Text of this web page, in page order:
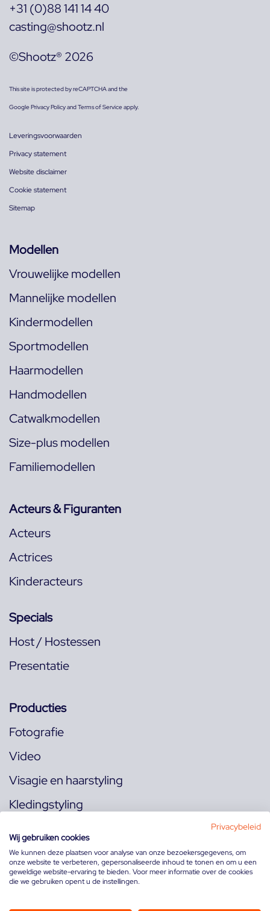
+31 (0)88 141 14 40
casting@shootz.nl
©Shootz® 2026
This site is protected by reCAPTCHA and the
GooglePrivacy PolicyandTerms of Serviceapply.
Leveringsvoorwaarden
Privacy statement
Website disclaimer
Cookie statement
Sitemap
Modellen
Vrouwelijke modellen
Mannelijke modellen
Kindermodellen
Sportmodellen
Haarmodellen
Handmodellen
Catwalkmodellen
Size-plus modellen
Familiemodellen
Acteurs & Figuranten
Acteurs
Actrices
Kinderacteurs
Specials
Host / Hostessen
Presentatie
Producties
Fotografie
Video
Visagie en haarstyling
Kledingstyling
Volg ons op:
Privacybeleid
Wij gebruiken cookies
We kunnen deze plaatsen voor analyse van onze bezoekersgegevens, om
onze website te verbeteren, gepersonaliseerde inhoud te tonen en om u een
geweldige website-ervaring te bieden. Voor meer informatie over de cookies
die we gebruiken opent u de instellingen.